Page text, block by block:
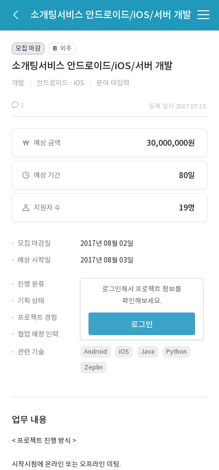
소개팅서비스 안드로이드/iOS/서버 개발
모집 마감 📔 외주
소개팅서비스 안드로이드/iOS/서버 개발
개발 안드로이드 iOS 분야 미입력
1 등록 일자 2017.07.19.
예상 금액 30,000,000원
예상 기간 80일
지원자 수 19명
모집 마감일
2017년 08월 02일
예상 시작일
2017년 08월 03일
로그인해서 프로젝트 정보를
확인해보세요.
로그인
진행 분류
기획 상태
프로젝트 경험
협업 예정 인력
관련 기술
Android iOS Java
Python
Zeplin
업무 내용
< 프로젝트 진행 방식 >
시작시점에 온라인 또는 오프라인 미팅.